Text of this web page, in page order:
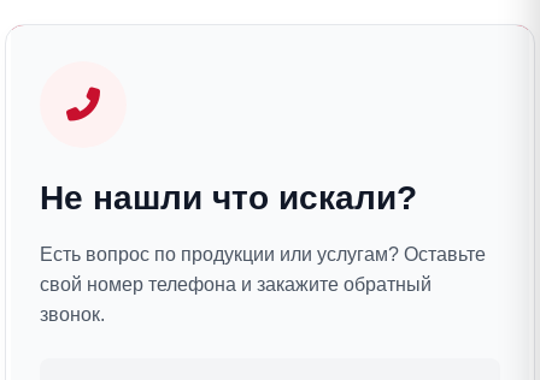
Не нашли что искали?
Есть вопрос по продукции или услугам? Оставьте
свой номер телефона и закажите обратный
звонок.